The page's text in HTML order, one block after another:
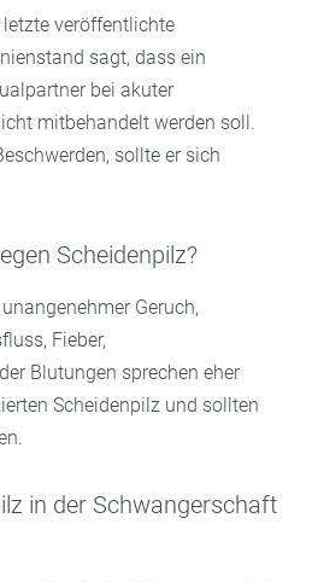
veröffentlichte
sagt, dass ein
bei akuter
mitbehandelt werden soll.
sollte er sich
Scheidenpilz?
Geruch,
Fieber,
Blutungen sprechen eher
Scheidenpilz und sollten
in der Schwangerschaft